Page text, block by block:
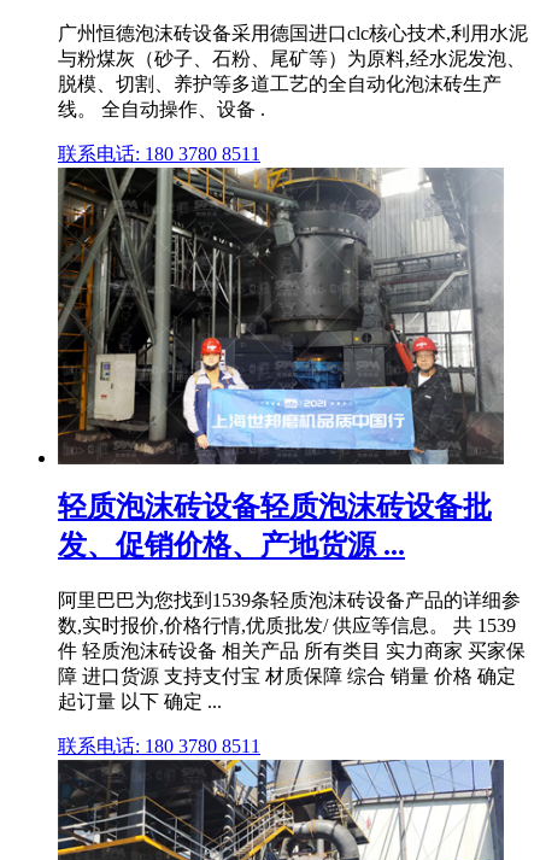
广州恒德泡沫砖设备采用德国进口clc核心技术,利用水泥
与粉煤灰（砂子、石粉、尾矿等）为原料,经水泥发泡、
脱模、切割、养护等多道工艺的全自动化泡沫砖生产
线。 全自动操作、设备 .
联系电话: 180 3780 8511
轻质泡沫砖设备轻质泡沫砖设备批
发、促销价格、产地货源 ...
阿里巴巴为您找到1539条轻质泡沫砖设备产品的详细参
数,实时报价,价格行情,优质批发/ 供应等信息。 共 1539
件 轻质泡沫砖设备 相关产品 所有类目 实力商家 买家保
障 进口货源 支持支付宝 材质保障 综合 销量 价格 确定
起订量 以下 确定 ...
联系电话: 180 3780 8511